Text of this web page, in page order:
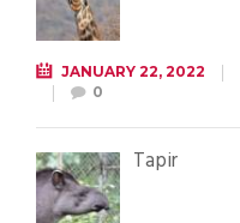
JANUARY 22, 2022
0
Tapir